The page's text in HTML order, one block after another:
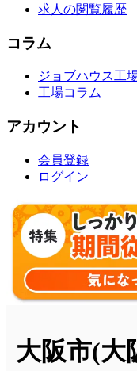
求人の閲覧履歴
コラム
ジョブハウス工
工場コラム
アカウント
会員登録
ログイン
大阪市(大